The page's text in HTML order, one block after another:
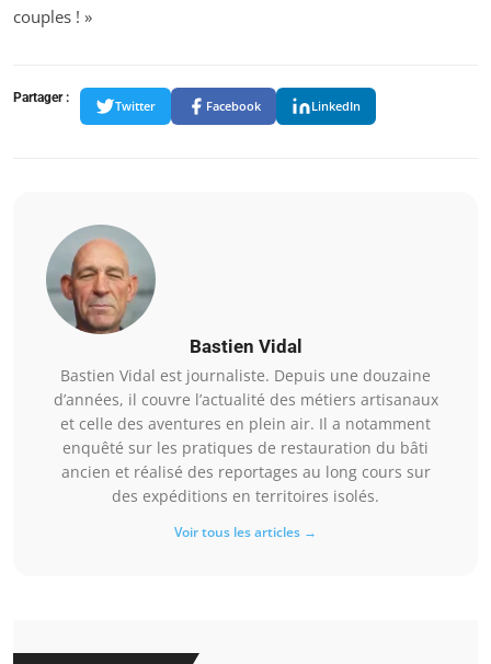
couples ! »
Partager :
Twitter Facebook LinkedIn
Bastien Vidal
Bastien Vidal est journaliste. Depuis une douzaine
d’années, il couvre l’actualité des métiers artisanaux
et celle des aventures en plein air. Il a notamment
enquêté sur les pratiques de restauration du bâti
ancien et réalisé des reportages au long cours sur
des expéditions en territoires isolés.
Voir tous les articles →